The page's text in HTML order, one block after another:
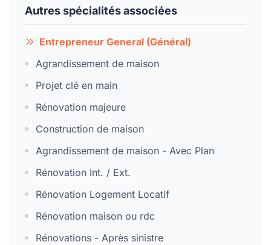
Autres spécialités associées
Entrepreneur General (Général)
Agrandissement de maison
Projet clé en main
Rénovation majeure
Construction de maison
Agrandissement de maison - Avec Plan
Rénovation Int. / Ext.
Rénovation Logement Locatif
Rénovation maison ou rdc
Rénovations - Après sinistre